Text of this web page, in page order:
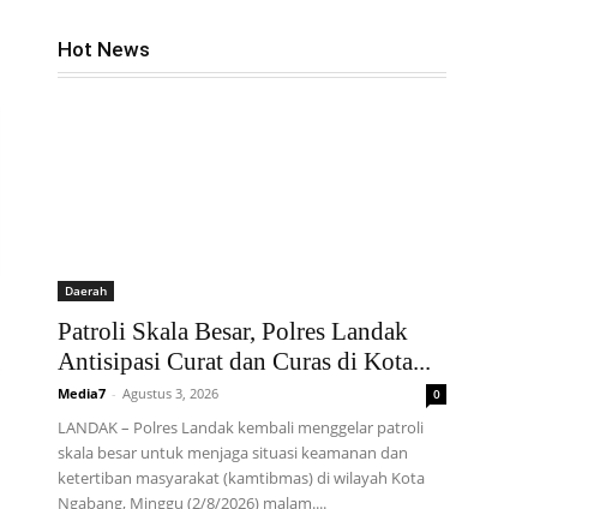
Hot News
Daerah
Patroli Skala Besar, Polres Landak
Antisipasi Curat dan Curas di Kota...
Media7 - Agustus 3, 2026 0
LANDAK – Polres Landak kembali menggelar patroli
skala besar untuk menjaga situasi keamanan dan
ketertiban masyarakat (kamtibmas) di wilayah Kota
Ngabang, Minggu (2/8/2026) malam....